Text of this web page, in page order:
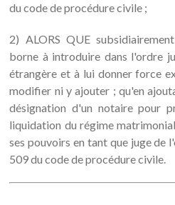
du code de procédure civile ;
2) ALORS QUE
borne à introduire dans l'ordre
étrangère et à lui donner force
modifier ni y ajouter ; qu'en
désignation d'un notaire pour
liquidation du régime
ses pouvoirs en tant que juge de
509 du code de procédure civile.